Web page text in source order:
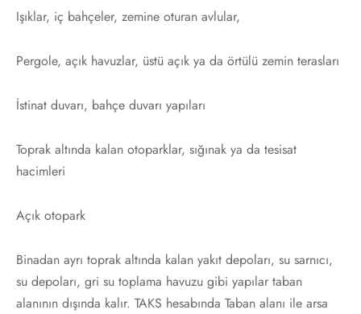
Işıklar, iç bahçeler, zemine oturan avlular,
Pergole, açık havuzlar, üstü açık ya da örtülü zemin terasları
İstinat duvarı, bahçe duvarı yapıları
Toprak altında kalan otoparklar, sığınak ya da tesisat
hacimleri
Açık otopark
Binadan ayrı toprak altında kalan yakıt depoları, su sarnıcı,
su depoları, gri su toplama havuzu gibi yapılar taban
alanının dışında kalır. TAKS hesabında Taban alanı ile arsa